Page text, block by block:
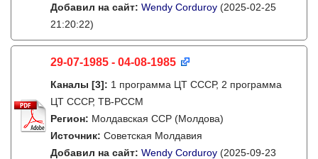
Добавил на сайт: Wendy Corduroy (2025-02-25
21:20:22)
29-07-1985 - 04-08-1985
Каналы [3]: 1 программа ЦТ СССР, 2 программа
ЦТ СССР, ТВ-РССМ
Регион: Молдавская ССР (Молдова)
Источник: Советская Молдавия
Добавил на сайт: Wendy Corduroy (2025-09-23